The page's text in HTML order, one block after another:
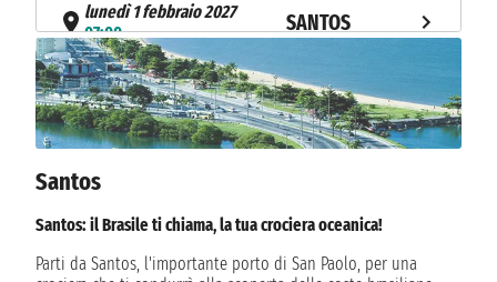
lunedì 1 febbraio 2027
07:00
SANTOS
Santos
Santos: il Brasile ti chiama, la tua crociera oceanica!
Parti da Santos, l'importante porto di San Paolo, per una